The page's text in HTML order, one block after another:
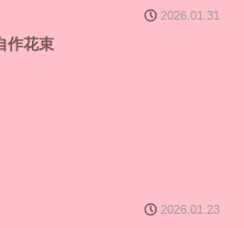
2026.01.31
作花束
2026.01.23